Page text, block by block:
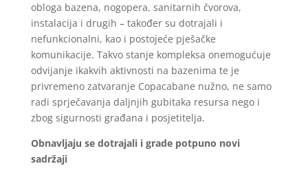
obloga bazena, nogopera, sanitarnih čvorova,
instalacija i drugih – također su dotrajali i
nefunkcionalni, kao i postojeće pješačke
komunikacije. Takvo stanje kompleksa onemogućuje
odvijanje ikakvih aktivnosti na bazenima te je
privremeno zatvaranje Copacabane nužno, ne samo
radi sprječavanja daljnjih gubitaka resursa nego i
zbog sigurnosti građana i posjetitelja.
Obnavljaju se dotrajali i grade potpuno novi
sadržaji